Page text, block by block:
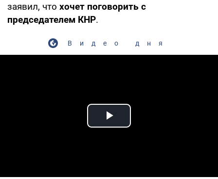
заявил, что хочет поговорить с
председателем КНР.
Видео дня
Play Video